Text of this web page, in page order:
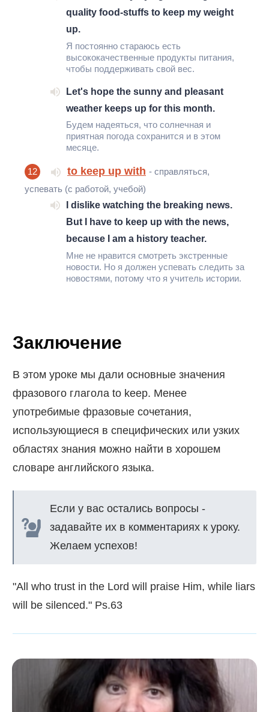
quality food-stuffs to keep my weight
up.
Я постоянно стараюсь есть
высококачественные продукты питания,
чтобы поддерживать свой вес.
Let's hope the sunny and pleasant
weather keeps up for this month.
Будем надеяться, что солнечная и
приятная погода сохранится и в этом
месяце.
12 to keep up with - справляться,
успевать (с работой, учебой)
I dislike watching the breaking news.
But I have to keep up with the news,
because I am a history teacher.
Мне не нравится смотреть экстренные
новости. Но я должен успевать следить за
новостями, потому что я учитель истории.
Заключение
В этом уроке мы дали основные значения
фразового глагола to keep. Менее
употребимые фразовые сочетания,
использующиеся в специфических или узких
областях знания можно найти в хорошем
словаре английского языка.
Если у вас остались вопросы -
задавайте их в комментариях к уроку.
Желаем успехов!
"All who trust in the Lord will praise Him, while liars
will be silenced." Ps.63